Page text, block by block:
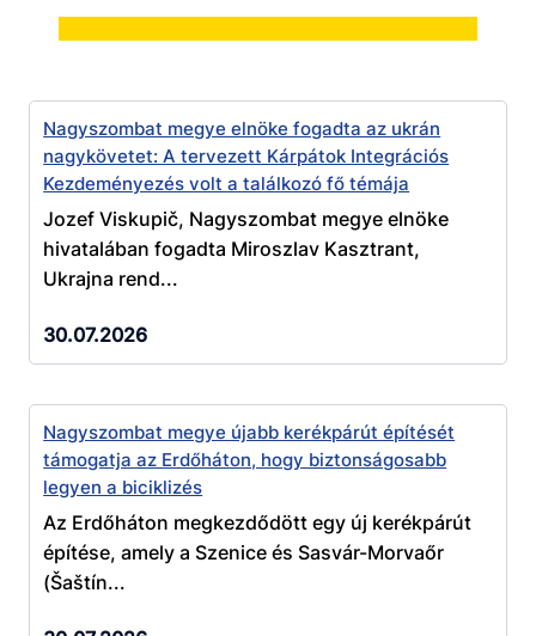
Nagyszombat megye elnöke fogadta az ukrán
nagykövetet: A tervezett Kárpátok Integrációs
Kezdeményezés volt a találkozó fő témája
Jozef Viskupič, Nagyszombat megye elnöke
hivatalában fogadta Miroszlav Kasztrant,
Ukrajna rend...
30.07.2026
Nagyszombat megye újabb kerékpárút építését
támogatja az Erdőháton, hogy biztonságosabb
legyen a biciklizés
Az Erdőháton megkezdődött egy új kerékpárút
építése, amely a Szenice és Sasvár-Morvaőr
(Šaštín...